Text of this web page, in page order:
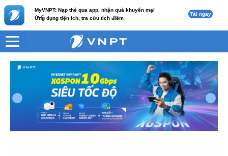
MyVNPT: Nạp thẻ qua app, nhận quà khuyến mại
Ứng dụng tiện ích, tra cứu tích điểm
c Tải ngay